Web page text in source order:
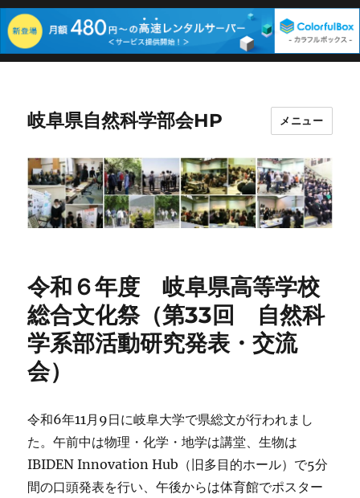
岐阜県自然科学部会HP メニュー
令和６年度 岐阜県高等学校
総合文化祭（第33回 自然科
学系部活動研究発表・交流
会）
令和6年11月9日に岐阜大学で県総文が行われまし
た。午前中は物理・化学・地学は講堂、生物は
IBIDEN Innovation Hub（旧多目的ホール）で5分
間の口頭発表を行い、午後からは体育館でポスター